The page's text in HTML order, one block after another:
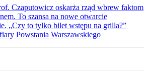
Czaputowicz oskarża rząd wbrew faktom
To szansa na nowe otwarcie
„Czy to tylko bilet wstępu na grilla?”
Powstania Warszawskiego